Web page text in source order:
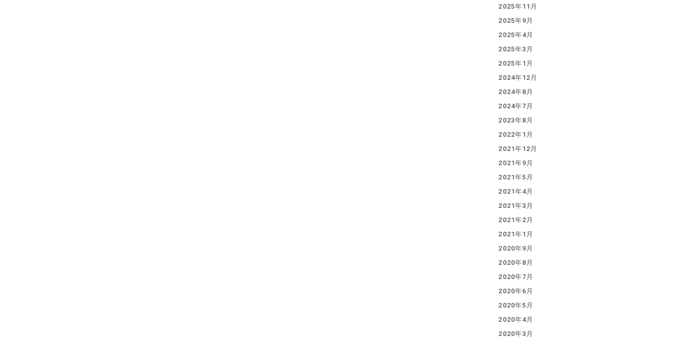
2025年11月
2025年9月
2025年4月
2025年3月
2025年1月
2024年12月
2024年8月
2024年7月
2023年8月
2022年1月
2021年12月
2021年9月
2021年5月
2021年4月
2021年3月
2021年2月
2021年1月
2020年9月
2020年8月
2020年7月
2020年6月
2020年5月
2020年4月
2020年3月